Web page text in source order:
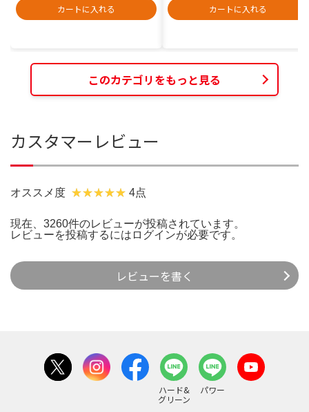
カートに入れる
カートに入れる
このカテゴリをもっと見る
カスタマーレビュー
オススメ度 4点
現在、3260件のレビューが投稿されています。
レビューを投稿するには ログインが必要です。
レビューを書く
ハード&
グリーン
パワー